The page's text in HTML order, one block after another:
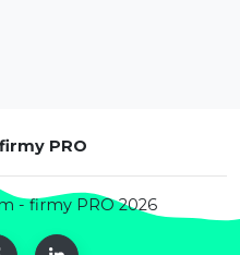
PRO
- firmy PRO 2026